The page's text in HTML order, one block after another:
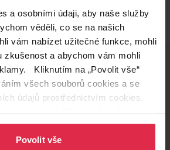
a osobními údaji, aby naše služby
věděli, co se na našich
vám nabízet užitečné funkce, mohli
zkušenost a abychom vám mohli
Kliknutím na „Povolit vše“
všech souborů cookies a se
údajů prostřednictvím cookies.
Povolit vše
Kč
Věrnostní slevy
ušetřete s Teta klubem